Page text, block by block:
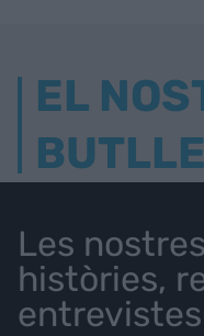
EL
Les
històries,